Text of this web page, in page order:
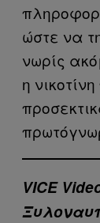
ώστε να
νωρίς
η
VICE